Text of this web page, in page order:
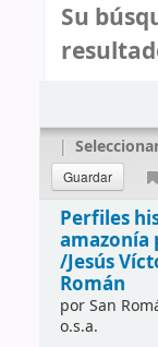
Su
|
Perfiles
amazonía
/Jesús
Román
porSan
o.s.a.